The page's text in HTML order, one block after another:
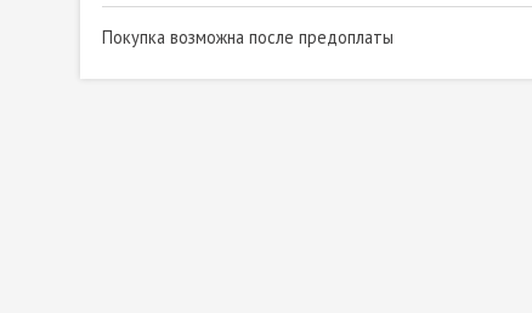
Покупка возможна после предоплаты